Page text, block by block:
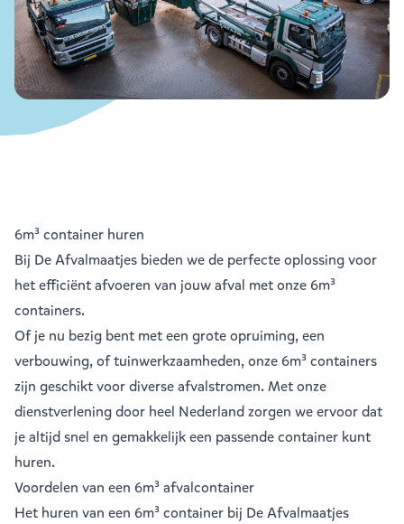
6m³ container huren
Bij De Afvalmaatjes bieden we de perfecte oplossing voor
het efficiënt afvoeren van jouw afval met onze 6m³
containers.
Of je nu bezig bent met een grote opruiming, een
verbouwing, of tuinwerkzaamheden, onze 6m³ containers
zijn geschikt voor diverse afvalstromen. Met onze
dienstverlening door heel Nederland zorgen we ervoor dat
je altijd snel en gemakkelijk een passende container kunt
huren.
Voordelen van een 6m³ afvalcontainer
Het huren van een 6m³ container bij De Afvalmaatjes